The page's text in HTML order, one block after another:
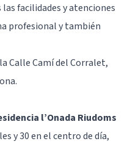
facilidades y atenciones
profesional y también
Calle Camí del Corralet,
l’Onada Riudoms
y 30 en el centro de día,